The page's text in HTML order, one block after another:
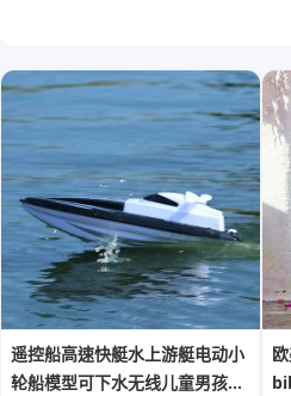
遥控船高速快艇水上游艇电动小
轮船模型可下水无线儿童男孩玩